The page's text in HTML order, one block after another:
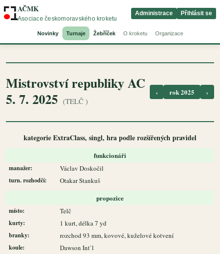
AČMK
Asociace českomoravského kroketu
Novinky Turnaje Žebříček O kroketu Organizace
Administrace Přihlásit se
Mistrovství republiky AC
5. 7. 2025 (TELČ )
‹ rok 2025 ›
kategorie ExtraClass, singl, hra podle rozšířených pravidel
funkcionáři
manažer: Václav Doskočil
turn. rozhodčí: Otakar Stankuš
propozice
místo: Telč
kurty: 1 kurt, délka 7 yd
branky: rozchod 93 mm, kovové, kuželové kotvení
koule: Dawson Int`l